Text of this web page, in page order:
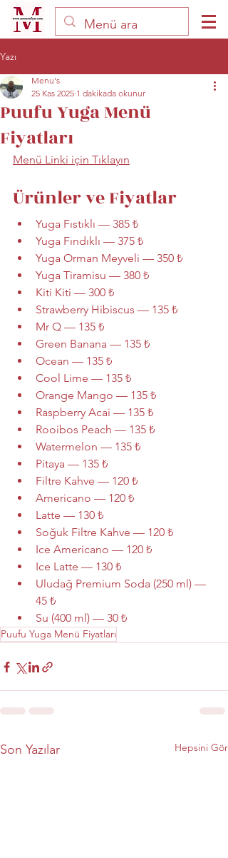
Yazı
Puufu Yuga Menü
Fiyatları
Menu's
25 Kas 2025 1 dakikada okunur
Menü Linki için Tıklayın
Ürünler ve Fiyatlar
Yuga Fıstıklı — 385 ₺
Yuga Fındıklı — 375 ₺
Yuga Orman Meyveli — 350 ₺
Yuga Tiramisu — 380 ₺
Kiti Kiti — 300 ₺
Strawberry Hibiscus — 135 ₺
Mr Q — 135 ₺
Green Banana — 135 ₺
Ocean — 135 ₺
Cool Lime — 135 ₺
Orange Mango — 135 ₺
Raspberry Acai — 135 ₺
Rooibos Peach — 135 ₺
Watermelon — 135 ₺
Pitaya — 135 ₺
Filtre Kahve — 120 ₺
Americano — 120 ₺
Latte — 130 ₺
Soğuk Filtre Kahve — 120 ₺
Ice Americano — 120 ₺
Ice Latte — 130 ₺
Uludağ Premium Soda (250 ml) —
45 ₺
Su (400 ml) — 30 ₺
Puufu Yuga Menü Fiyatları
Son Yazılar Hepsini Gör